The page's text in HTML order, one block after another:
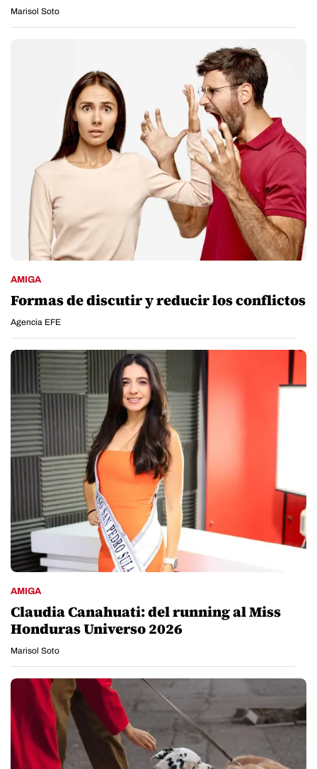
Marisol Soto
AMIGA
Formas de discutir y reducir los conflictos
Agencia EFE
AMIGA
Claudia Canahuati: del running al Miss
Honduras Universo 2026
Marisol Soto